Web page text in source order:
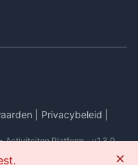
Privacybeleid
-Activiteiten Platform- v1.3.0